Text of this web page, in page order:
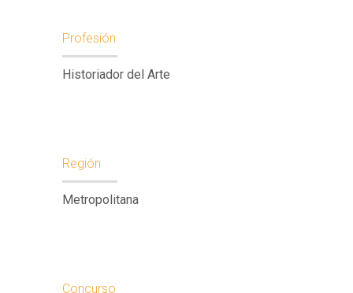
Profesión
Historiador del Arte
Región
Metropolitana
Concurso